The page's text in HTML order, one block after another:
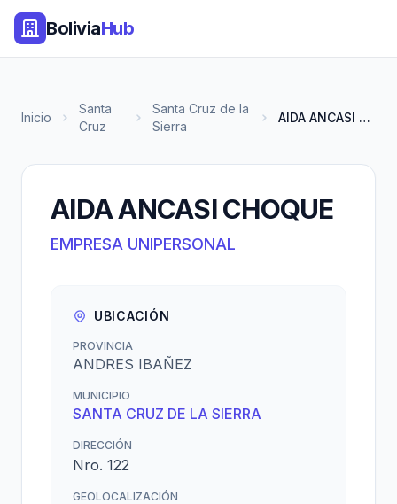
BoliviaHub
Inicio
Santa
Cruz
Santa Cruz de la
Sierra
AIDA ANCASI CHOQUE
AIDA ANCASI CHOQUE
EMPRESA UNIPERSONAL
UBICACIÓN
PROVINCIA
ANDRES IBAÑEZ
MUNICIPIO
SANTA CRUZ DE LA SIERRA
DIRECCIÓN
Nro. 122
GEOLOCALIZACIÓN